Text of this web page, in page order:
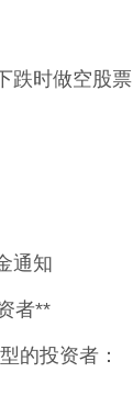
跌时做空股票
通知
者**
的投资者：